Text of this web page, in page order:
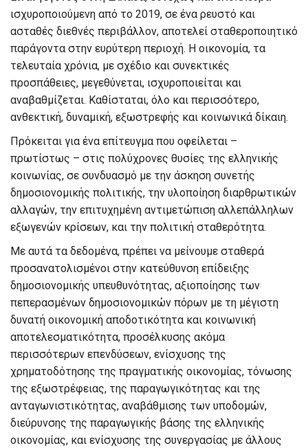
ισχυροποιούμενη από το 2019, σε ένα ρευστό και
ασταθές διεθνές περιβάλλον, αποτελεί σταθεροποιητικό
παράγοντα στην ευρύτερη περιοχή. Η οικονομία, τα
τελευταία χρόνια, με σχέδιο και συνεκτικές
προσπάθειες, μεγεθύνεται, ισχυροποιείται και
αναβαθμίζεται. Καθίσταται, όλο και περισσότερο,
ανθεκτική, δυναμική, εξωστρεφής και κοινωνικά δίκαιη.
Πρόκειται για ένα επίτευγμα που οφείλεται –
πρωτίστως – στις πολύχρονες θυσίες της ελληνικής
κοινωνίας, σε συνδυασμό με την άσκηση συνετής
δημοσιονομικής πολιτικής, την υλοποίηση διαρθρωτικών
αλλαγών, την επιτυχημένη αντιμετώπιση αλλεπάλληλων
εξωγενών κρίσεων, και την πολιτική σταθερότητα.
Με αυτά τα δεδομένα, πρέπει να μείνουμε σταθερά
προσανατολισμένοι στην κατεύθυνση επίδειξης
δημοσιονομικής υπευθυνότητας, αξιοποίησης των
πεπερασμένων δημοσιονομικών πόρων με τη μέγιστη
δυνατή οικονομική αποδοτικότητα και κοινωνική
αποτελεσματικότητα, προσέλκυσης ακόμα
περισσότερων επενδύσεων, ενίσχυσης της
χρηματοδότησης της πραγματικής οικονομίας, τόνωσης
της εξωστρέφειας, της παραγωγικότητας και της
ανταγωνιστικότητας, αναβάθμισης των υποδομών,
διεύρυνσης της παραγωγικής βάσης της ελληνικής
οικονομίας, και ενίσχυσης της συνεργασίας με άλλους